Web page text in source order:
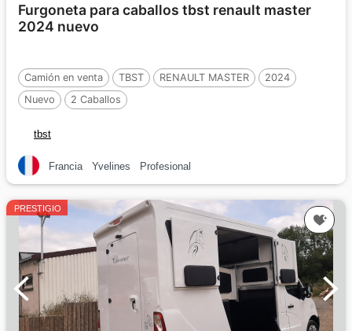
Furgoneta para caballos tbst renault master
2024 nuevo
Camión en venta TBST RENAULT MASTER
2024
Nuevo
2 Caballos
tbst
Francia Yvelines Profesional
PRESTIGIO